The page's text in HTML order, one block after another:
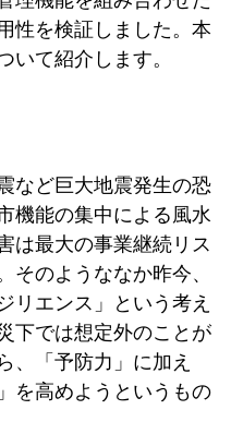
性を検証しました。本
いて紹介します。
など巨大地震発生の恐
機能の集中による風水
は最大の事業継続リス
のようななか昨今、
リエンス」という考え
下では想定外のことが
、「予防力」に加え
を高めようというもの